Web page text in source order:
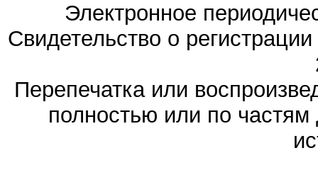
Электронное
Свидетельство о
Перепечатка или
полностью или по частям